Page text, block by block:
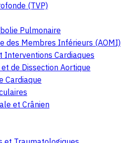
(TVP)
Pulmonaire
des Membres Inférieurs (AOMI)
Interventions Cardiaques
de Dissection Aortique
Cardiaque
et Crânien